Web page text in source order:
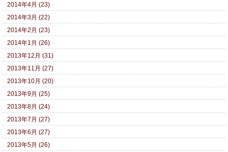
2014年4月 (23)
2014年3月 (22)
2014年2月 (23)
2014年1月 (26)
2013年12月 (31)
2013年11月 (27)
2013年10月 (20)
2013年9月 (25)
2013年8月 (24)
2013年7月 (27)
2013年6月 (27)
2013年5月 (26)